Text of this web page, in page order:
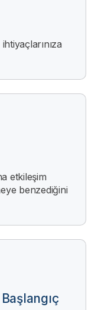
etkileşim
benzediğini